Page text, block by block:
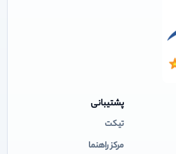
پشتیبانی
تیکت
مرکز راهنما